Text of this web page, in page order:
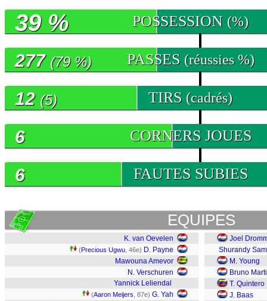
POSSESSION (%)
39 %
PASSES (réussies %)
277 (79 %)
TIRS (cadrés)
12 (5)
CORNERS JOUES
6
FAUTES SUBIES
6
EQUIPES
K. van Oevelen
(Precious Ugwu , 46e) D. Payne
Mawouna Amevor
N. Verschuren
Yannick Leliendal
(Aaron Meijers , 87e) G. Yah
Joel
Shurandy
M. Young
Bruno
T. Quintero
J. Baas